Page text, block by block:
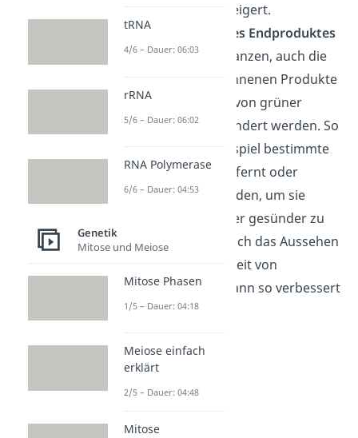
einer Ernte gesteigert.
Verbesserung des Endproduktes
Nicht nur die Pflanzen, auch die
aus ihnen gewonnenen Produkte
können mithilfe von grüner
Gentechnik verändert werden. So
können zum Beispiel bestimmte
Inhaltsstoffe entfernt oder
hinzugefügt werden, um sie
verträglicher oder gesünder zu
machen. Aber auch das Aussehen
und die Haltbarkeit von
Lebensmitteln kann so verbessert
werden.
tRNA
4/6 – Dauer: 06:03
rRNA
5/6 – Dauer: 06:02
RNA Polymerase
6/6 – Dauer: 04:53
Genetik
Mitose und Meiose
Mitose Phasen
1/5 – Dauer: 04:18
Meiose einfach
erklärt
2/5 – Dauer: 04:48
Mitose